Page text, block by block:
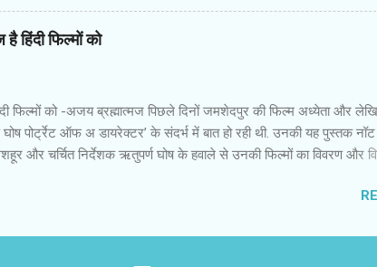
सीट या कुर्सी खाली नहीं मिलती थी तो भी वे कुढ़ते नहीं थे। आने लिए जगह
थे। हिंदी फिल्‍म इंडस्‍ट्री का पुराना दस्‍तूर है कि स्‍टार हो या पत्रकार...यहां
सभी सलाम करते हैं। समय के साथ विरेन्‍द्र वर्मा की भूमिका नेपथ्‍य में चली गई
हिंदी फिल्मों को
फिल्मों को -अजय ब्रह्मात्मज पिछले दिनों जमशेदपुर की फिल्म अध्येता और
पोर्ट्रेट ऑफ अ डायरेक्टर’ के संदर्भ में बात हो रही थी. उनकी यह पुस्तक
और चर्चित निर्देशक ऋतुपर्ण घोष के हवाले से उनकी फिल्मों का विवरण और
दो-तीन ही विदेशी भाषाओं के लेखकों की कृति पर आधारित होंगी. विजय शर्मा से ही
कसरावल्ली से बात हो रही थी. उन्होंने 25 से अधिक फिल्में साहित्य से प्रेरित
कृतियों पर आधारित फ़िल्में मिल जाती हैं. सभी भाषाओं के फिल्मकारों ने अपनी